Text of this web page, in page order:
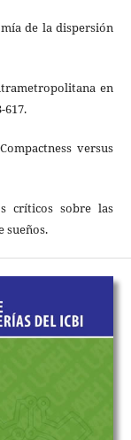
de la dispersión
en
617.
versus
críticos sobre las
sueños.